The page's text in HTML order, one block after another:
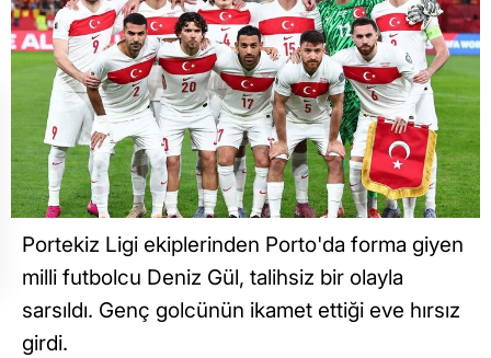
Portekiz Ligi ekiplerinden Porto'da forma giyen
milli futbolcu Deniz Gül, talihsiz bir olayla
sarsıldı. Genç golcünün ikamet ettiği eve hırsız
girdi.